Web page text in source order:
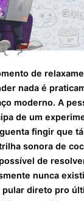
de
nada é
moderno. A
de um
fingir que
sonora de
de
nunca
direto pro